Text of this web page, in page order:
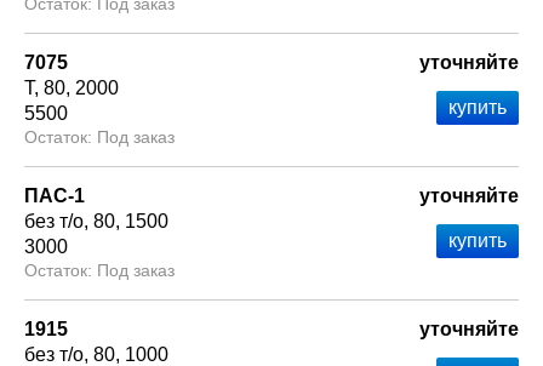
7075
Т 80 2000
5500
Под заказ
уточняйте
ПАС-1
без т/о 80 1500
3000
Под заказ
уточняйте
1915
без т/о 80 1000
уточняйте